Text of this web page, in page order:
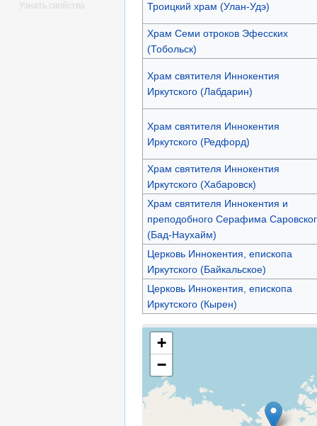
Троицкий храм (Улан-Удэ)
Храм Семи отроков Эфесских
(Тобольск)
Храм святителя Иннокентия
Иркутского (Лабдарин)
Храм святителя Иннокентия
Иркутского (Редфорд)
Храм святителя Иннокентия
Иркутского (Хабаровск)
Храм святителя Иннокентия и
преподобного Серафима
(Бад-Наухайм)
Церковь Иннокентия, епископа
Иркутского (Байкальское)
Церковь Иннокентия, епископа
Иркутского (Кырен)
+
−
Узнать свойства